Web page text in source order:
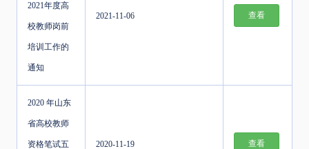
2021年度高
校教师岗前
培训工作的
通知
2021-11-06 查看
2020 年山东
省高校教师
资格笔试五 2020-11-19 查看